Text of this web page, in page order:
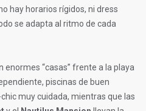
hay horarios rígidos, ni dress
se adapta al ritmo de cada
enormes “casas” frente a la playa
piscinas de buen
muy cuidada, mientras que las